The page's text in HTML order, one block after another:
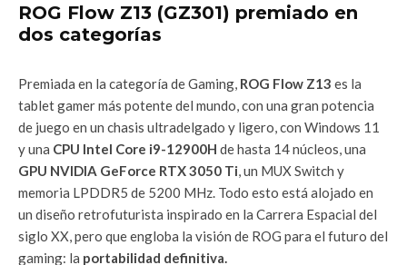
ROG Flow Z13 (GZ301) premiado en
dos categorías
Premiada en la categoría de Gaming, ROG Flow Z13 es la
tablet gamer más potente del mundo, con una gran potencia
de juego en un chasis ultradelgado y ligero, con Windows 11
y una CPU Intel Core i9-12900H de hasta 14 núcleos, una
GPU NVIDIA GeForce RTX 3050 Ti , un MUX Switch y
memoria LPDDR5 de 5200 MHz. Todo esto está alojado en
un diseño retrofuturista inspirado en la Carrera Espacial del
siglo XX, pero que engloba la visión de ROG para el futuro del
gaming: la portabilidad definitiva.